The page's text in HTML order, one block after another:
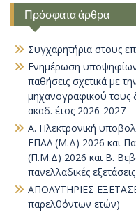
Πρόσφατα άρθρα
Συγχαρητήρια στους
Ενημέρωση
παθήσεις σχετικά με
μηχανογραφικού τους
ακαδ. έτος 2026-2027
Α. Ηλεκτρονική
ΕΠΑΛ (Μ.Δ) 2026 και
(Π.Μ.Δ) 2026 και Β.
πανελλαδικές
ΑΠΟΛΥΤΗΡΙΕΣ
παρελθόντων ετών)